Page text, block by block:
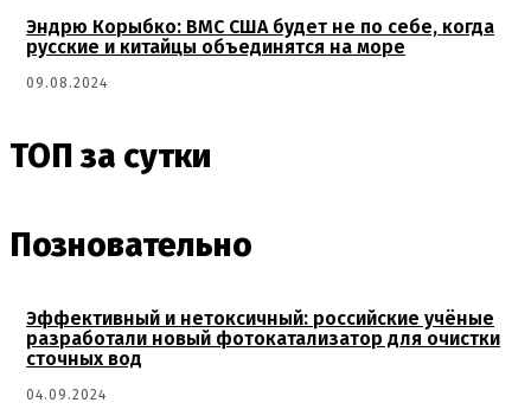
Эндрю Корыбко: ВМС США будет не по себе, когда
русские и китайцы объединятся на море
09.08.2024
ТОП за сутки
Позновательно
Эффективный и нетоксичный: российские учёные
разработали новый фотокатализатор для очистки
сточных вод
04.09.2024